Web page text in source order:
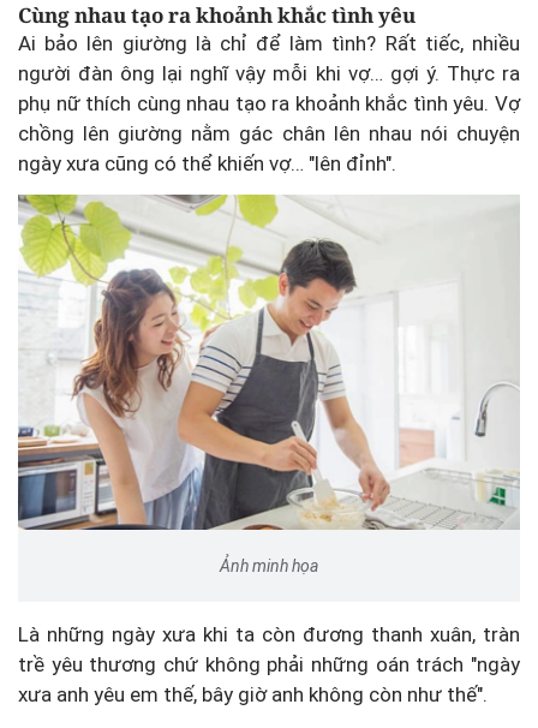
Cùng nhau tạo ra khoảnh khắc tình yêu
Ai bảo lên giường là chỉ để làm tình? Rất tiếc, nhiều
người đàn ông lại nghĩ vậy mỗi khi vợ… gợi ý. Thực ra
phụ nữ thích cùng nhau tạo ra khoảnh khắc tình yêu. Vợ
chồng lên giường nằm gác chân lên nhau nói chuyện
ngày xưa cũng có thể khiến vợ… "lên đỉnh".
Ảnh minh họa
Là những ngày xưa khi ta còn đương thanh xuân, tràn
trề yêu thương chứ không phải những oán trách "ngày
xưa anh yêu em thế, bây giờ anh không còn như thế".